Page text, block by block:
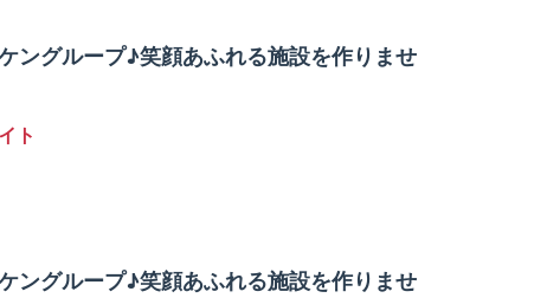
ングループ♪笑顔あふれる施設を作りませ
ト
ングループ♪笑顔あふれる施設を作りませ